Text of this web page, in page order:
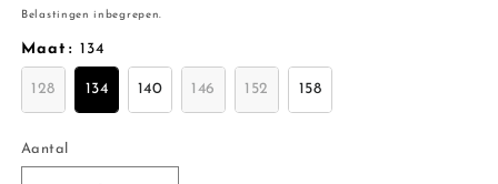
prijs
Belastingen inbegrepen.
Maat : 134
128 134 140 146 152 158
Aantal
Aantal